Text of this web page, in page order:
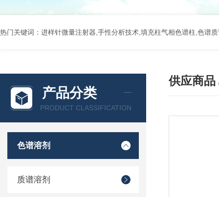
热门关键词：进样针微量注射器,手性分析技术,填充柱气相色谱柱,色谱
产品分类
PRODUCT CLASSIFICATION
色谱溶剂
质谱溶剂
供应商品